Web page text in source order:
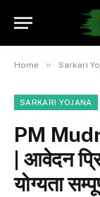
Home » Sarkari
SARKARI YOJANA
PM
| आवेदन
योग्यता